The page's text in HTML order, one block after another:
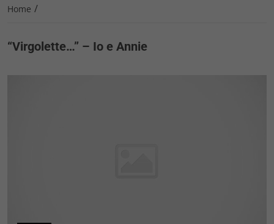
Home /
“Virgolette…” – Io e Annie